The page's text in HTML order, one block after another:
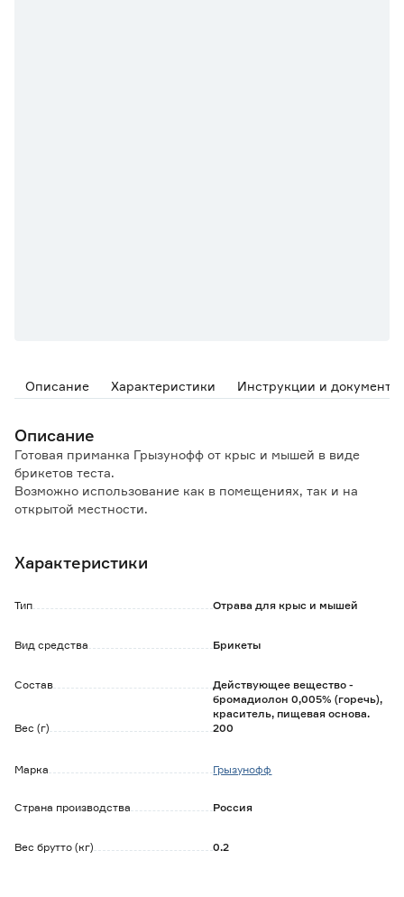
Описание Характеристики Инструкции и документы
Описание
Готовая приманка Грызунофф от крыс и мышей в виде
брикетов теста.
Возможно использование как в помещениях, так и на
открытой местности.
- высокая поедамеость приманки, даже при наличии
- губительно для вредителей после разового поедания
горький вкус, предотвращая ее поедание домашними
Характеристики
Тип Отрава для крыс и мышей
Вид средства Брикеты
Состав
Действующее вещество -
бромадиолон 0,005% (горечь),
краситель, пищевая основа.
Вес (г)
200
Марка Грызунофф
Страна производства Россия
Вес брутто (кг) 0.2